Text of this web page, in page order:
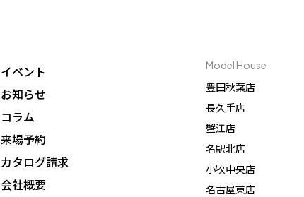
イベント
お知らせ
コラム
来場予約
カタログ請求
会社概要
Model House
豊田秋葉店
長久手店
蟹江店
名駅北店
小牧中央店
名古屋東店